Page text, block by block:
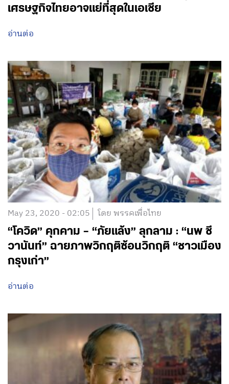
เศรษฐกิจไทยอาจแย่ที่สุดในเอเชีย
อ่านต่อ
May 23, 2020 - 02:05 โดย พรรคเพื่อไทย
“โควิด” คุกคาม – “ภัยแล้ง” ลุกลาม : “นพ ชี
วานันท์” ฉายภาพวิกฤติซ้อนวิกฤติ “ชาวเมือง
กรุงเก่า”
อ่านต่อ